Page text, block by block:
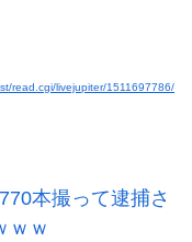
read.cgi/livejupiter/1511697786/
本撮って逮捕さ
ｗｗ